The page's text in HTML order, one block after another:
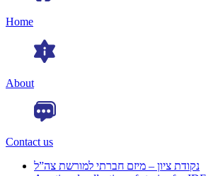
Home
About
Contact us
נקודת ציון – מיזם חברתי למורשת צה”ל